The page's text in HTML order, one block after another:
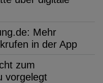
Mehr
in der App
zum
vorgelegt